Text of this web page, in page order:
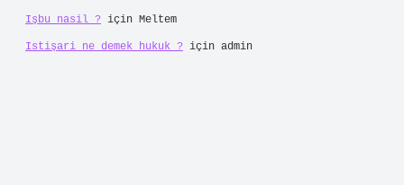
Işbu nasil ? için Meltem
Istişari ne demek hukuk ? için admin